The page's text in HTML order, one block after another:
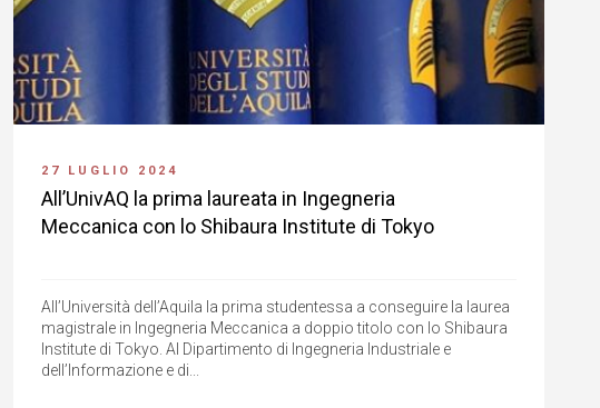
27 LUGLIO 2024
All’UnivAQ la prima laureata in Ingegneria
Meccanica con lo Shibaura Institute di Tokyo
All’Università dell’Aquila la prima studentessa a conseguire la laurea
magistrale in Ingegneria Meccanica a doppio titolo con lo Shibaura
Institute di Tokyo. Al Dipartimento di Ingegneria Industriale e
dell’Informazione e di...